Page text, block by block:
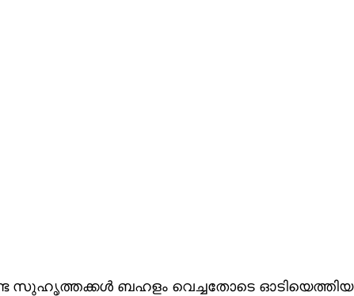
സുഹൃത്തക്കൾ ബഹളം വെച്ചതോടെ ഓടിയെത്തിയ